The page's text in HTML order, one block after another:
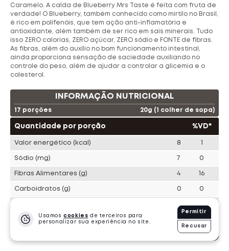
Caramelo. A calda de Blueberry Mrs Taste é feita com fruta de
verdade! O Blueberry, também conhecido como mirtilo no Brasil,
é rico em polifenóis, que tem ação anti-inflamatória e
antioxidante, além também de ser rico em sais minerais. Tudo
isso ZERO calorias, ZERO açúcar, ZERO sódio e FONTE de fibras.
As fibras, além do auxílio no bom funcionamento intestinal,
ainda proporciona sensação de saciedade auxiliando no
controle do peso, além de ajudar a controlar a glicemia e o
colesterol.
INFORMAÇÃO NUTRICIONAL
17 porções 20g (1 colher de sopa)
Quantidade por porção %VD*
Valor energético (kcal) 8
Sódio (mg) 7 0
Fibras Alimentares (g) 4 16
Carboidratos (g) 0 0
Açúcares adicionados (g) 0 0
0 0
R$
Usamoscookies de terceiros para
personalizar sua experiência no site.
Permitir
Recusar
Dr. Peanut Under Labz
Ta Suplementos Choklers
Evorox Nutrition Pronabol
Shark Pro Bold Snacks
Bendu